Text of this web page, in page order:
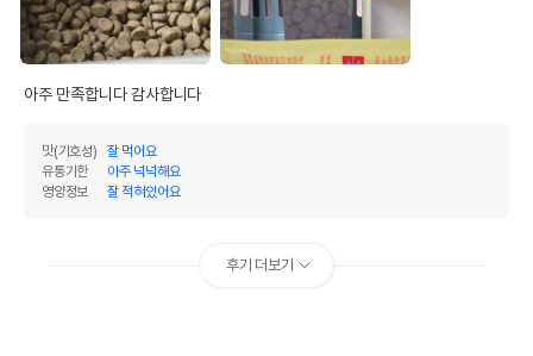
아주 만족합니다 감사합니다
맛(기호성)
잘 먹어요
유통기한
아주 넉넉해요
영양정보
잘 적혀있어요
후기 더보기